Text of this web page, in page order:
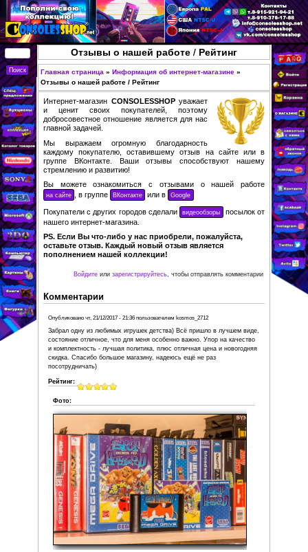
Перейти к основному
содержанию
КУПИТЬ
СОВРЕМЕННЫЕ И
РЕТРО ИГРОВЫЕ
ПРИСТАВКИ,
ИГРЫ, ФИГУРКИ,
РЕДКИЕ
КОЛЛЕКЦИОННЫЕ
ТОВАРЫ В
ИНТЕРНЕТ-
МАГАЗИНЕ
CONSOLESSHOP
Отзывы о нашей работе /
Вы здесь
Главная страница » Информация об интернет-
Отзывы о нашей работе / Рейтинг
Интернет-магазинCONSOLESSHOP
уважает
и ценит своих покупателей, поэтому
добросовестное отношение является для нас
главной задачей.
Мы выражаем огромную благодарность
каждому покупателю, оставившему отзыв
группе ВКонтакте. Ваши отзывы
стремлению и развитию!
Вы можете ознакомиться с отзывами о
, в группе
или в
Покупатели с других городов сделали
нашего интернет-магазина.
PS. Если Вы что-либо у нас приобрели,
оставьте отзыв. Каждый новый отзыв
пополнением нашей коллекции!
Войдите
Комментарии
Опубликованочт, 21/12/2017 - 21:36пользователем
Забрал одну из любимых игрушек детства) Всё пришло
состояние отличное, что для меня особенно важно.
и комплектность - лучшая политика, плюс отличная
скидка. Спасибо большое магазину, надеюсь ещё не раз
посотрудничать)
Рейтинг: